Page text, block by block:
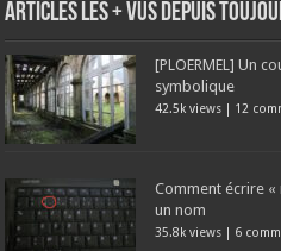
Articles les + vus depuis
[PLOERMEL] Un
symbolique
42.5k views | 12
Comment écrire «
un nom
35.8k views | 6